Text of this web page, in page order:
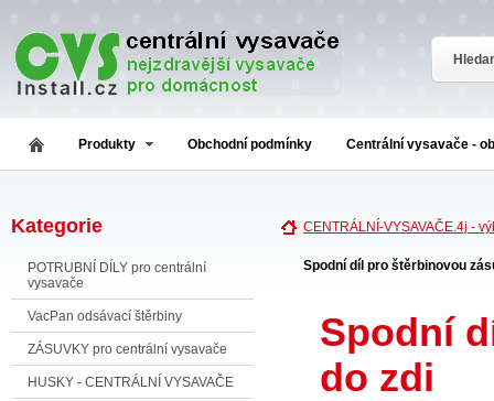
Produkty Obchodní podmínky Centrální vysavače -
Kategorie
POTRUBNÍ DÍLY pro centrální
vysavače
VacPan odsávací štěrbiny
ZÁSUVKY pro centrální vysavače
HUSKY - CENTRÁLNÍ VYSAVAČE
CENTRÁLNÍ-VYSAVAČE.4j -
Spodní díl pro štěrbinovou
Spodní
do zdi